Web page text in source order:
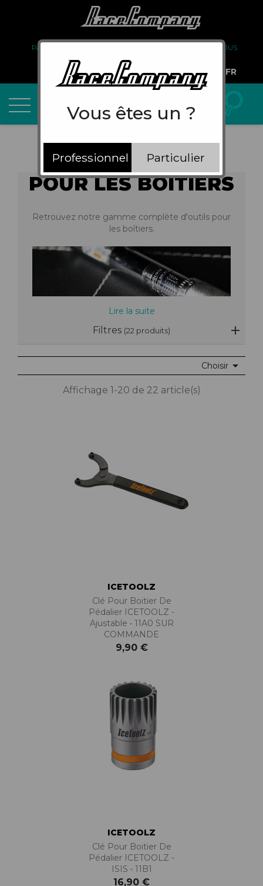
PARTENARIAT
À PROPOS DE NOUS
COMPTE PRO
FR
POUR LES BOÎTIERS
Retrouvez notre gamme complète d'outils pour
les boîtiers.
Lire la suite
Filtres (22 produits)
Choisir 
Affichage 1-20 de 22 article(s)
ICETOOLZ
Clé Pour Boitier De
Pédalier ICETOOLZ -
Ajustable • 11A0 SUR
COMMANDE
9,90 €
ICETOOLZ
Clé Pour Boitier De
Pédalier ICETOOLZ -
ISIS • 11B1
16,90 €
Vous êtes un ?
Professionnel Particulier